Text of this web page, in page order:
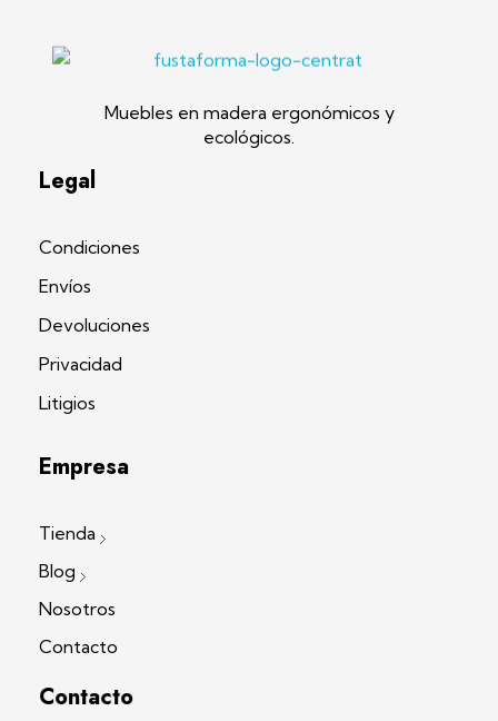
Muebles en madera ergonómicos y
ecológicos.
Legal
Condiciones
Envíos
Devoluciones
Privacidad
Litigios
Empresa
Tienda
Blog
Nosotros
Contacto
Contacto